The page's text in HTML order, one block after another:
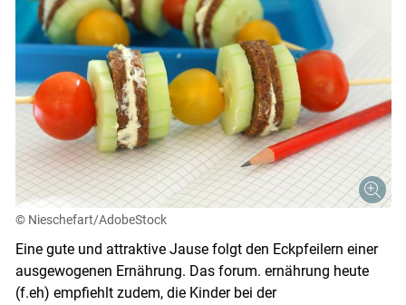
© Nieschefart/AdobeStock
Eine gute und attraktive Jause folgt den Eckpfeilern einer
ausgewogenen Ernährung. Das forum. ernährung heute
(f.eh) empfiehlt zudem, die Kinder bei der